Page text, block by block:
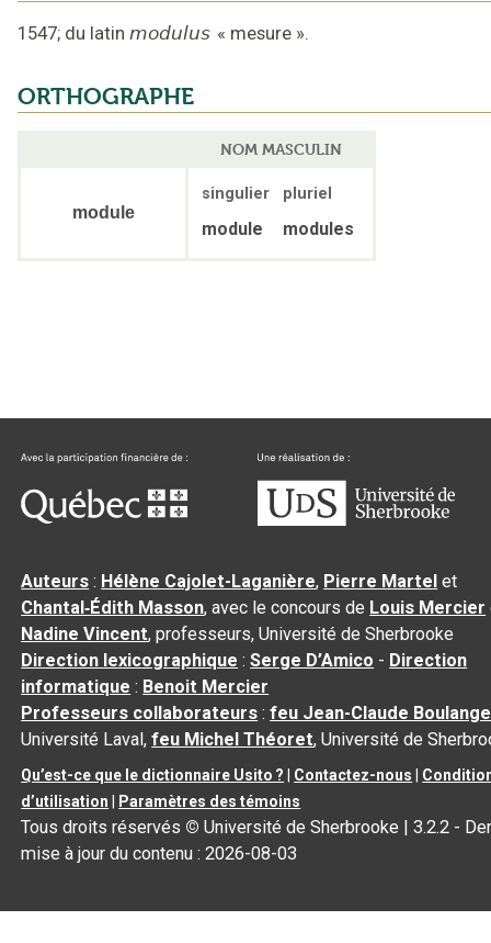
1547; du latin modulus « mesure ».
ORTHOGRAPHE
NOM MASCULIN
module
singulier pluriel
module modules
Auteurs : Hélène Cajolet-Laganière, Pierre Martel et
Chantal‑Édith Masson, avec le concours de Louis Mercier
Nadine Vincent, professeurs, Université de Sherbrooke
Direction lexicographique :Serge D’Amico - Direction
informatique : Benoit Mercier
Professeurs collaborateurs :feu Jean-Claude
Université Laval,feu Michel Théoret, Université de
Qu’est-ce que le dictionnaire Usito ? Contactez-nous
d’utilisation
Paramètres des témoins
Tous droits réservés © Université de Sherbrooke |3.2.2 -
mise à jour du contenu :2026-08-03